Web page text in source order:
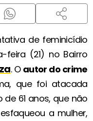
de feminicídio
feira (21) no Bairro
. O autor do crime
que foi atacada
61 anos, que não
a mulher,